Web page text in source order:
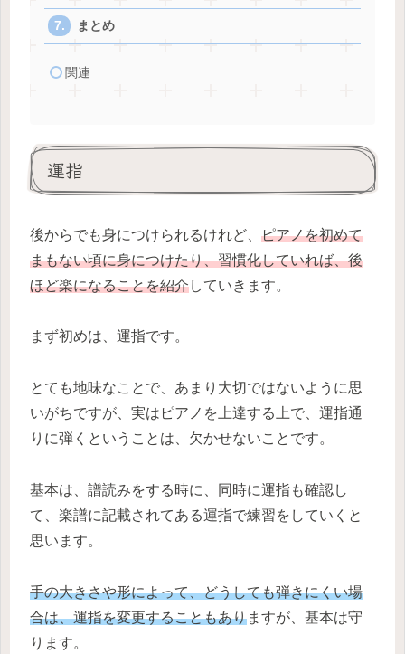
まとめ
関連
運指
後からでも身につけられるけれど、 ピアノを初めて
まもない頃に身につけたり、習慣化していれば、後
ほど楽になることを紹介していきます。
まず初めは、運指です。
とても地味なことで、あまり大切ではないように思
いがちですが、実はピアノを上達する上で、運指通
りに弾くということは、欠かせないことです。
基本は、譜読みをする時に、同時に運指も確認し
て、楽譜に記載されてある運指で練習をしていくと
思います。
手の大きさや形によって、どうしても弾きにくい場
合は、運指を変更することもありますが、基本は守
ります。